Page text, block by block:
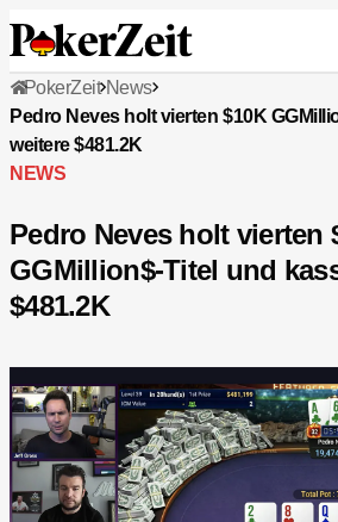
PokerZeit News
Pedro Neves holt vierten $10K
weitere $481.2K
NEWS
Pedro Neves holt vierten
GGMillion$-Titel und
$481.2K